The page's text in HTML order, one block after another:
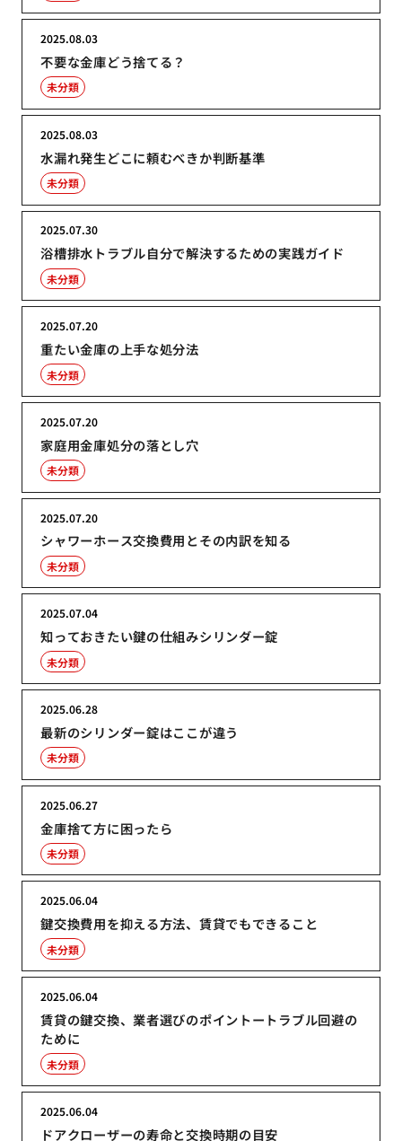
不要な金庫どう捨てる？
2025.08.03
未分類
水漏れ発生どこに頼むべきか判断基準
2025.08.03
未分類
浴槽排水トラブル自分で解決するための実践ガイド
2025.07.30
未分類
重たい金庫の上手な処分法
2025.07.20
未分類
家庭用金庫処分の落とし穴
2025.07.20
未分類
シャワーホース交換費用とその内訳を知る
2025.07.20
未分類
知っておきたい鍵の仕組みシリンダー錠
2025.07.04
未分類
最新のシリンダー錠はここが違う
2025.06.28
未分類
金庫捨て方に困ったら
2025.06.27
未分類
鍵交換費用を抑える方法、賃貸でもできること
2025.06.04
未分類
賃貸の鍵交換、業者選びのポイントートラブル回避の
ために
2025.06.04
未分類
ドアクローザーの寿命と交換時期の目安
2025.06.04